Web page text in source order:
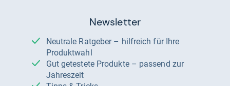
Newsletter
Neutrale Ratgeber – hilfreich für Ihre
Produktwahl
Gut getestete Produkte – passend zur
Jahreszeit